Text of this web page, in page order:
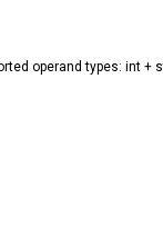
operand types: int